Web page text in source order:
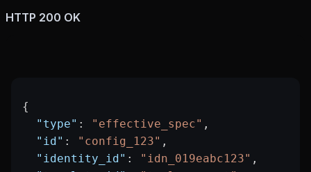
HTTP 200 OK
{
  "type"
: "effective_spec" ,
  "id"
: "config_123" ,
  "identity_id"
: "idn_019eabc123" ,